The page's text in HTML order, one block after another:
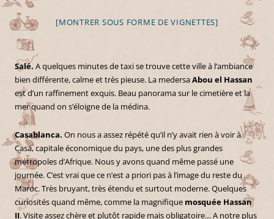
[MONTRER SOUS FORME DE VIGNETTES]
Salé. A quelques minutes de taxi se trouve cette ville à l’ambiance
bien différente, calme et très pieuse. La medersaAbou el Hassan
est d’un raffinement exquis. Beau panorama sur le cimetière et la
mer quand on s’éloigne de la médina.
Casablanca. On nous a assez répété qu’il n’y avait rien à voir à
Casa, capitale économique du pays, une des plus grandes
métropoles d’Afrique. Nous y avons quand même passé une
journée. C’est vrai que ce n’est a priori pas à l’image du reste du
Maroc. Très bruyant, très étendu et surtout moderne. Quelques
curiosités quand même, comme la magnifique mosquée Hassan
II. Visite assez chère et plutôt rapide mais obligatoire… A notre plus